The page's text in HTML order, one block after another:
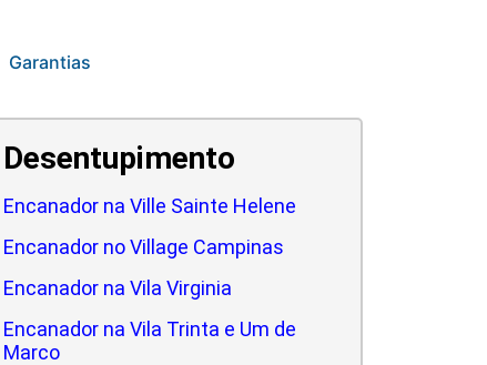
Garantias
Desentupimento
Encanador na Ville Sainte Helene
Encanador no Village Campinas
Encanador na Vila Virginia
Encanador na Vila Trinta e Um de
Marco